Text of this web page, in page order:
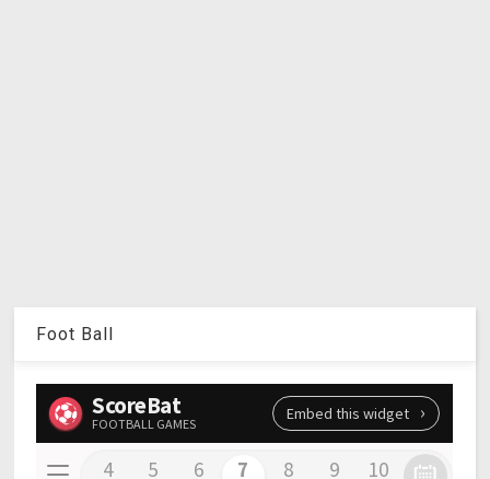
Foot Ball